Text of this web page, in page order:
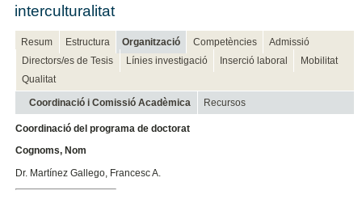
interculturalitat
Resum Estructura Organització Competències
Admissió
Directors/es de Tesis
Línies investigació Inserció laboral
Mobilitat
Qualitat
Coordinació i Comissió Acadèmica Recursos
Coordinació del programa de doctorat
Cognoms, Nom
Dr. Martínez Gallego, Francesc A.